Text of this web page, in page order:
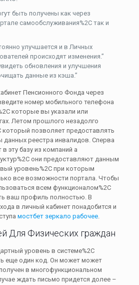
быть получены как через
самообслуживания%2C так и
улучшается и в Личных
происходят изменения.”
обновления и улучшения
данные из кэша.”
Пенсионного Фонда через
номер мобильного телефона
которые вы указали или
Летом прошлого незадолго
который позволяет предоставлять
данных реестра инвалидов. Сперва
эту базу из компаний а
они предоставляют данным
уровень%2C при которым
все возможности портала. Чтобы
всем функционалом%2C
ваш профиль полностью. В
в личный кабинет понадобится и
мостбет зеркало рабочее.
Для Физических граждан
уровень в системе%2C
еще один код. Он может может
в многофункциональном
ждать письмо придется долее –